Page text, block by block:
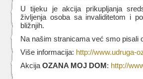
U tijeku je akcija prikupljanja
življenja osoba sa invaliditetom i
bližnjih.
Na našim stranicama već smo pisali
Više informacija: http://www.udruga-
Akcija OZANA MOJ DOM: http://